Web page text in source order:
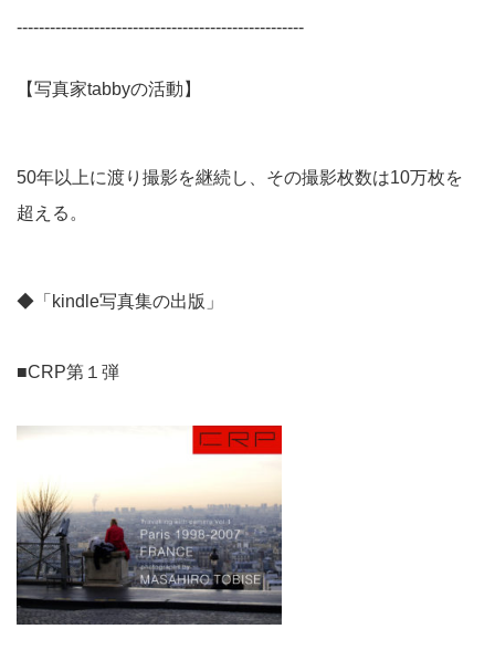
----------------------------------------------------
【写真家tabbyの活動】
50年以上に渡り撮影を継続し、その撮影枚数は10万枚を
超える。
◆「kindle写真集の出版」
■CRP第１弾